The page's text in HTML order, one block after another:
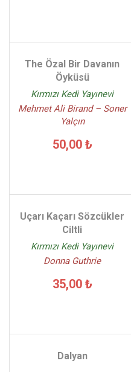
The Özal Bir Davanın
Öyküsü
Kırmızı Kedi Yayınevi
Mehmet Ali Birand – Soner
Yalçın
50,00 ₺
Uçarı Kaçarı Sözcükler
Ciltli
Kırmızı Kedi Yayınevi
Donna Guthrie
35,00 ₺
Dalyan